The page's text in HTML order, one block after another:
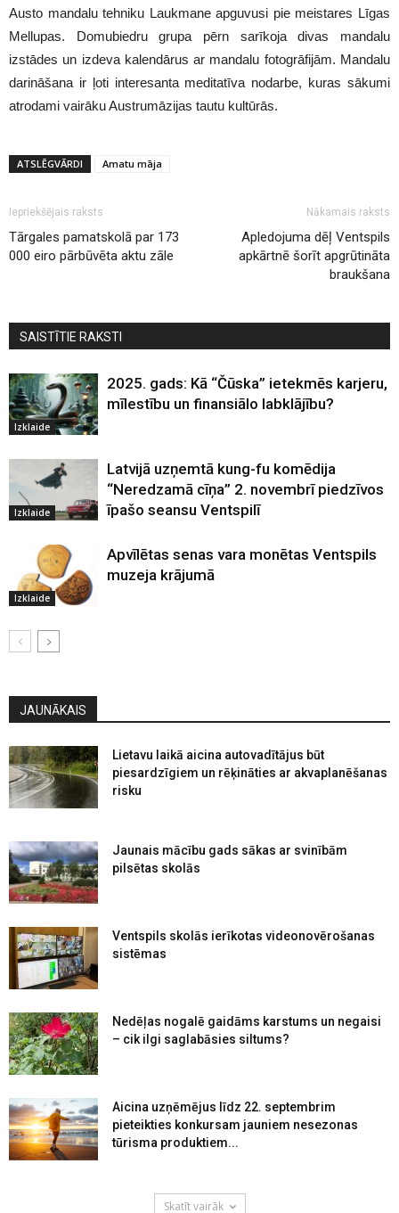
Austo mandalu tehniku Laukmane apguvusi pie meistares Līgas
Mellupas. Domubiedru grupa pērn sarīkoja divas mandalu
izstādes un izdeva kalendārus ar mandalu fotogrāfijām. Mandalu
darināšana ir ļoti interesanta meditatīva nodarbe, kuras sākumi
atrodami vairāku Austrumāzijas tautu kultūrās.
ATSLĒGVĀRDI Amatu māja
Iepriekšējais raksts
Tārgales pamatskolā par 173
000 eiro pārbūvēta aktu zāle
Nākamais raksts
Apledojuma dēļ Ventspils
apkārtnē šorīt apgrūtināta
braukšana
SAISTĪTIE RAKSTI
Izklaide
2025. gads: Kā “Čūska” ietekmēs karjeru,
mīlestību un finansiālo labklājību?
Izklaide
Latvijā uzņemtā kung-fu komēdija
“Neredzamā cīņa” 2. novembrī piedzīvos
īpašo seansu Ventspilī
Izklaide
Apvīlētas senas vara monētas Ventspils
muzeja krājumā
JAUNĀKAIS
Lietavu laikā aicina autovadītājus būt
piesardzīgiem un rēķināties ar akvaplanēšanas
risku
Jaunais mācību gads sākas ar svinībām
pilsētas skolās
Ventspils skolās ierīkotas videonovērošanas
sistēmas
Nedēļas nogalē gaidāms karstums un negaisi
– cik ilgi saglabāsies siltums?
Aicina uzņēmējus līdz 22. septembrim
pieteikties konkursam jauniem nesezonas
tūrisma produktiem...
Skatīt vairāk